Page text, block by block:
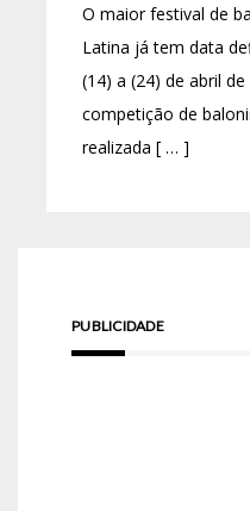
O maior festival de
Latina já tem data
(14) a (24) de abril
competição de
realizada [ … ]
PUBLICIDADE